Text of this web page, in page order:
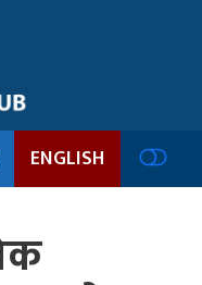
ENGLISH